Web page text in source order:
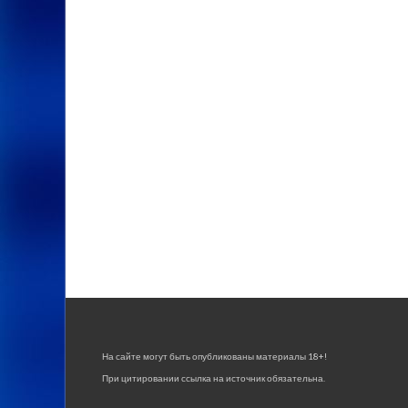
На сайте могут быть опубликованы материалы 18+!
При цитировании ссылка на источник обязательна.